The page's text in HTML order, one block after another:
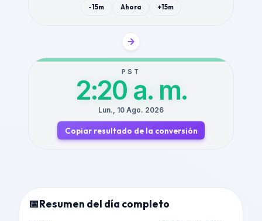
-15m Ahora +15m
PST
2:20 a. m.
Lun., 10 Ago. 2026
Copiar resultado de la conversión
Resumen del día completo